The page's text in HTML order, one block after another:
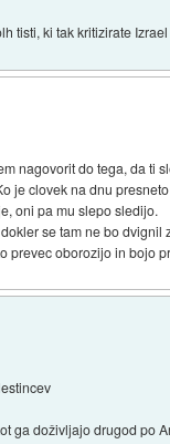
tisti, ki tak kritizirate
nagovorit do tega, da ti
je clovek na dnu
oni pa mu slepo sledijo.
se tam ne bo
prevec oborozijo in bojo
ga doživljajo drugod po